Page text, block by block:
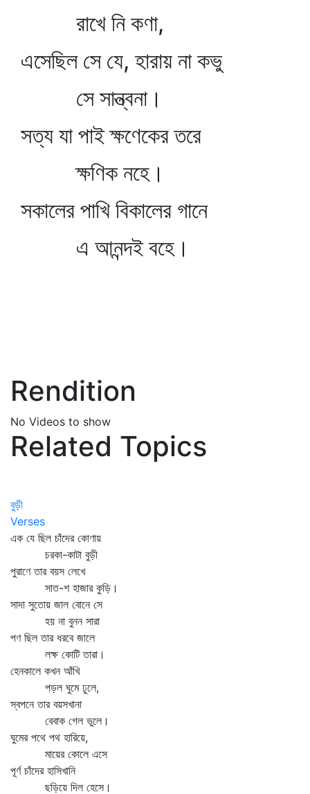
রাখে নি কণা,
এসেছিল সে যে, হারায় না কভু
সে সান্ত্বনা।
সত্য যা পাই ক্ষণেকের তরে
ক্ষণিক নহে।
সকালের পাখি বিকালের গানে
এ আনন্দই বহে।
Rendition
No Videos to show
Related Topics
বুড়ী
Verses
এক যে ছিল চাঁদের কোণায়
চরকা-কাটা বুড়ী
পুরাণে তার বয়স লেখে
সাত-শ হাজার কুড়ি।
সাদা সুতোয় জাল বোনে সে
হয় না বুনন সারা
পণ ছিল তার ধরবে জালে
লক্ষ কোটি তারা।
হেনকালে কখন আঁখি
পড়ল ঘুমে ঢুলে,
স্বপনে তার বয়সখানা
বেবাক গেল ভুলে।
ঘুমের পথে পথ হারিয়ে,
মায়ের কোলে এসে
পূর্ণ চাঁদের হাসিখানি
ছড়িয়ে দিল হেসে।